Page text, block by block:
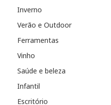
Inverno
Verão e Outdoor
Ferramentas
Vinho
Saúde e beleza
Infantil
Escritório